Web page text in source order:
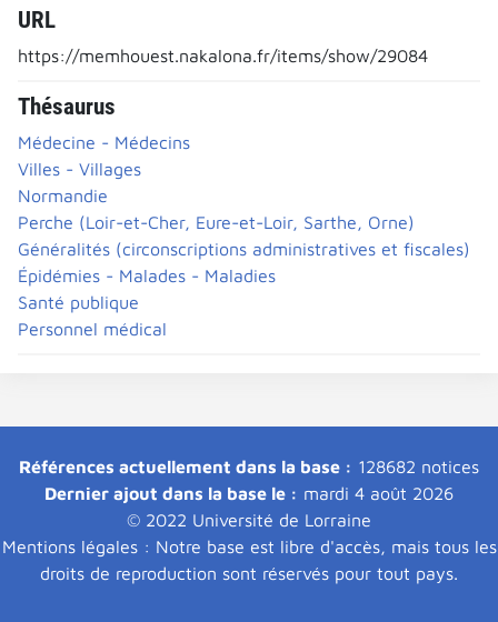
URL
https://memhouest.nakalona.fr/items/show/29084
Thésaurus
Médecine - Médecins
Villes - Villages
Normandie
Perche (Loir-et-Cher, Eure-et-Loir, Sarthe, Orne)
Généralités (circonscriptions administratives et fiscales)
Épidémies - Malades - Maladies
Santé publique
Personnel médical
Références actuellement dans la base : 128682 notices
Dernier ajout dans la base le : mardi 4 août 2026
© 2022 Université de Lorraine
Mentions légales : Notre base est libre d'accès, mais tous les
droits de reproduction sont réservés pour tout pays.